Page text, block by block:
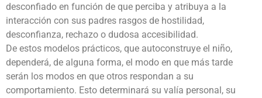
desconfiado en función de que perciba y atribuya a la
interacción con sus padres rasgos de hostilidad,
desconfianza, rechazo o dudosa accesibilidad.
De estos modelos prácticos, que autoconstruye el niño,
dependerá, de alguna forma, el modo en que más tarde
serán los modos en que otros respondan a su
comportamiento. Esto determinará su valía personal, su